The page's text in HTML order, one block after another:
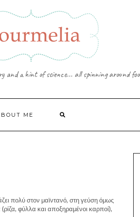
and a hint of science... all spinning around
ME
πολύ στον μαϊντανό, στη γεύση όμως
φύλλα και αποξηραμένοι καρποί),